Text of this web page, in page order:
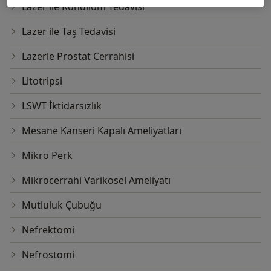
Lazer ile Kondilom Tedavisi
Lazer ile Taş Tedavisi
Lazerle Prostat Cerrahisi
Litotripsi
LSWT İktidarsızlık
Mesane Kanseri Kapalı Ameliyatları
Mikro Perk
Mikrocerrahi Varikosel Ameliyatı
Mutluluk Çubuğu
Nefrektomi
Nefrostomi